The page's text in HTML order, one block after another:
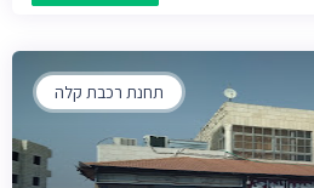
תחנת רכבת קלה